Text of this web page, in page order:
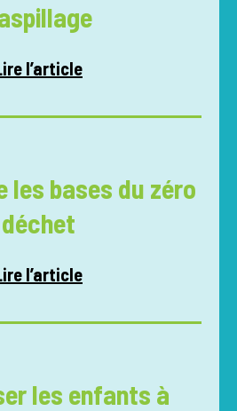
l’article
les bases du zéro
déchet
l’article
les enfants à